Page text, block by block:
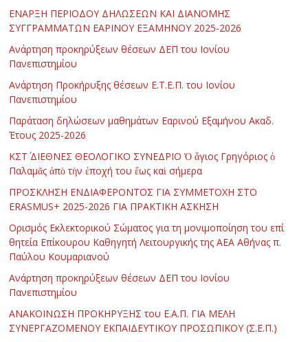
ΕΝΑΡΞΗ ΠΕΡΙΟΔΟΥ ΔΗΛΩΣΕΩΝ ΚΑΙ ΔΙΑΝΟΜΗΣ
ΣΥΓΓΡΑΜΜΑΤΩΝ ΕΑΡΙΝΟΥ ΕΞΑΜΗΝΟΥ 2025-2026
Ανάρτηση προκηρύξεων θέσεων ΔΕΠ του Ιονίου
Πανεπιστημίου
Ανάρτηση Προκήρυξης θέσεων Ε.Τ.Ε.Π. του Ιονίου
Πανεπιστημίου
Παράταση δηλώσεων μαθημάτων Εαρινού Εξαμήνου Ακαδ.
Έτους 2025-2026
ΚΣΤ΄ ΔΙΕΘΝΕΣ ΘΕΟΛΟΓΙΚΟ ΣΥΝΕΔΡΙΟ Ὁ ἅγιος Γρηγόριος ὁ
Παλαμᾶς ἀπὸ τὴν ἐποχή του ἕως καὶ σήμερα
ΠΡΟΣΚΛΗΣΗ ΕΝΔΙΑΦΕΡΟΝΤΟΣ ΓΙΑ ΣΥΜΜΕΤΟΧΗ ΣΤΟ
ERASMUS+ 2025-2026 ΓΙΑ ΠΡΑΚΤΙΚΗ ΑΣΚΗΣΗ
Ορισμός Εκλεκτορικού Σώματος για τη μονιμοποίηση του επί
θητεία Επίκουρου Καθηγητή Λειτουργικής της ΑΕΑ Αθήνας π.
Παύλου Κουμαριανού
Ανάρτηση προκηρύξεων θέσεων ΔΕΠ του Ιονίου
Πανεπιστημίου
ΑΝΑΚΟΙΝΩΣΗ ΠΡΟΚΗΡΥΞΗΣ του Ε.Α.Π. ΓΙΑ ΜΕΛΗ
ΣΥΝΕΡΓΑΖΟΜΕΝΟΥ ΕΚΠΑΙΔΕΥΤΙΚΟΥ ΠΡΟΣΩΠΙΚΟΥ (Σ.Ε.Π.)